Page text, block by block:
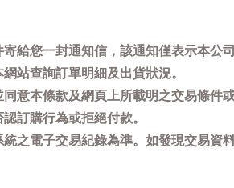
給您一封通知信，該通知僅表示本公
站查詢訂單明細及出貨狀況。
意本條款及網頁上所載明之交易條件
訂購行為或拒絕付款。
之電子交易紀錄為準。如發現交易資